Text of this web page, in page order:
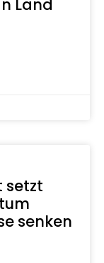
Land
setzt
senken